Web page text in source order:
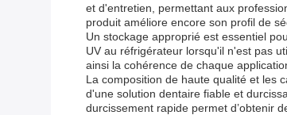
et d'entretien, permettant aux
produit améliore encore son profil de
Un stockage approprié est essentiel
UV au réfrigérateur lorsqu'il n'est pas
ainsi la cohérence de chaque
La composition de haute qualité et les
d'une solution dentaire fiable et
durcissement rapide permet d’obtenir